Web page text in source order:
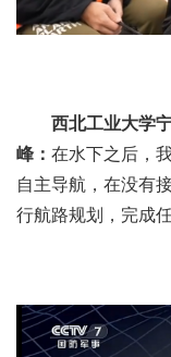
西北工业大学
峰： 在水下之后，
自主导航，在没有
行航路规划，完成任